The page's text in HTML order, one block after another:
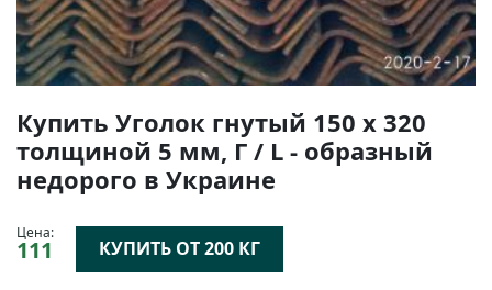
Купить Уголок гнутый 150 х 320
толщиной 5 мм, Г / L - образный
недорого в Украине
Цена:
111 КУПИТЬ ОТ 200 КГ